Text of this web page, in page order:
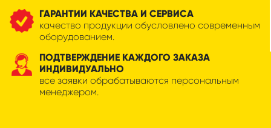
ГАРАНТИИ КАЧЕСТВА И СЕРВИСА
качество продукции обусловлено современным
оборудованием.
ПОДТВЕРЖДЕНИЕ КАЖДОГО ЗАКАЗА
ИНДИВИДУАЛЬНО
все заявки обрабатываются персональным
менеджером.